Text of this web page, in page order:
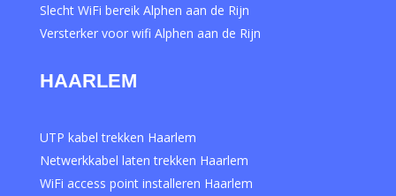
Slecht WiFi bereik Alphen aan de Rijn
Versterker voor wifi Alphen aan de Rijn
HAARLEM
UTP kabel trekken Haarlem
Netwerkkabel laten trekken Haarlem
WiFi access point installeren Haarlem